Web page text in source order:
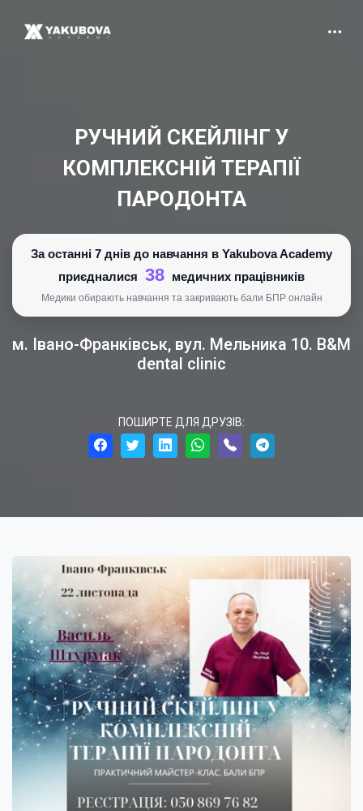
РУЧНИЙ СКЕЙЛІНГ У
КОМПЛЕКСНІЙ ТЕРАПІЇ
ПАРОДОНТА
За останні 7 днів до навчання в Yakubova Academy
приєдналися 38 медичних працівників
Медики обирають навчання та закривають бали БПР онлайн
м. Івано-Франківськ, вул. Мельника 10. B&M
dental clinic
ПОШИРТЕ ДЛЯ ДРУЗІВ: